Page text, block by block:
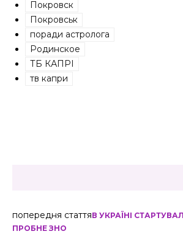
Покровск
Покровськ
поради астролога
Родинское
ТБ КАПРІ
тв капри
попередня статтяВ УКРАЇНІ
ПРОБНЕ ЗНО